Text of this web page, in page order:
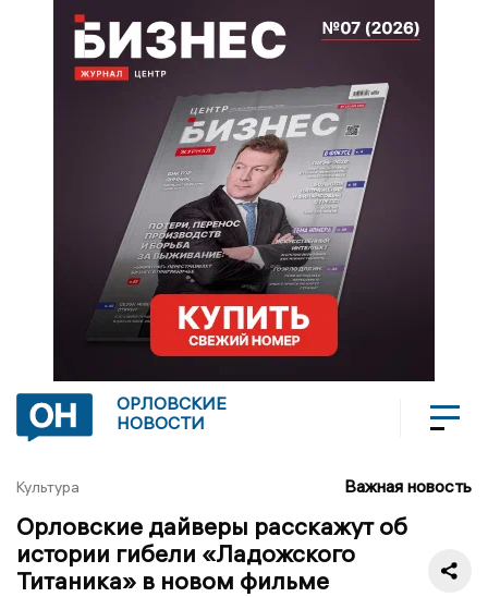
ОРЛОВСКИЕ
НОВОСТИ
Культура Важная новость
Орловские дайверы расскажут об
истории гибели «Ладожского
Титаника» в новом фильме